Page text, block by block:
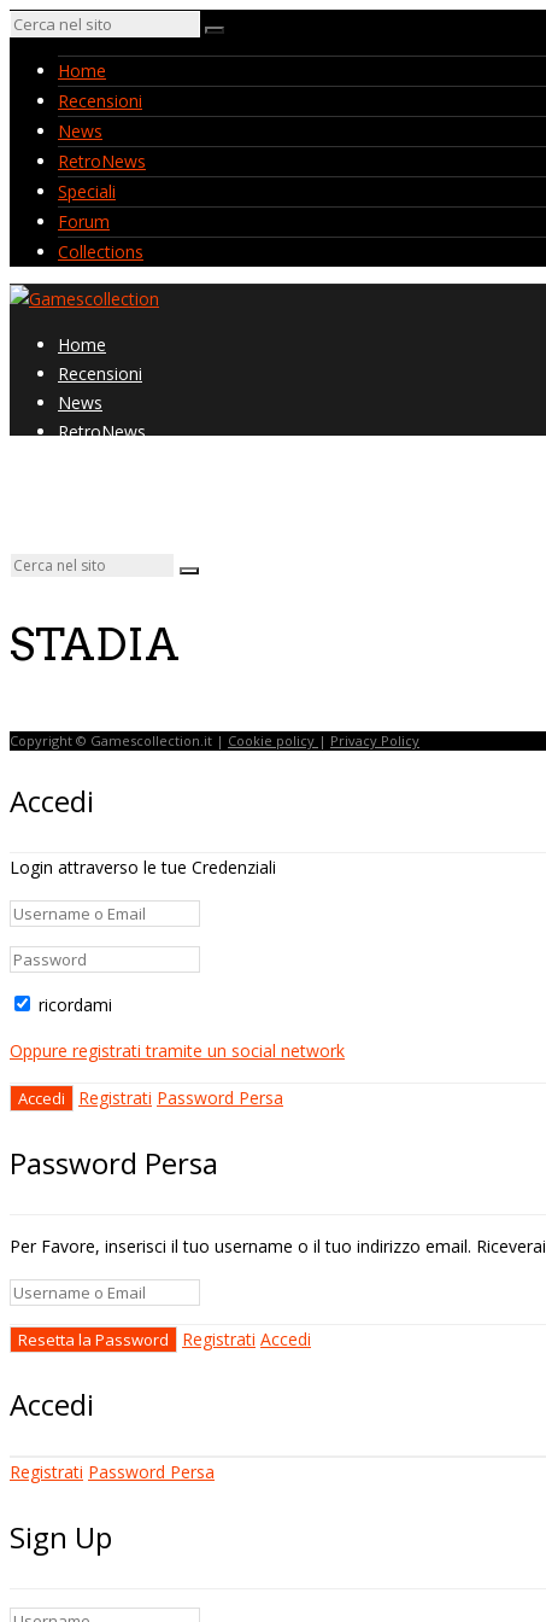
Home
Recensioni
News
RetroNews
Speciali
Forum
Collections
Home
Recensioni
News
RetroNews
STADIA
Copyright © Gamescollection.it | Cookie policy | Privacy Policy
Accedi
Login attraverso le tue Credenziali
ricordami
Oppure registrati tramite un social network
Registrati Password Persa
Password Persa
Per Favore, inserisci il tuo username o il tuo indirizzo email.
Registrati Accedi
Accedi
Registrati Password Persa
Sign Up